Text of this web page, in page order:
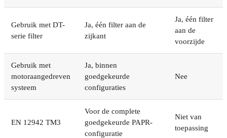
Gebruik met DT-
serie filter
Ja, één filter aan de
zijkant
Ja, één filter
aan de
voorzijde
Gebruik met
motoraangedreven
systeem
Ja, binnen
goedgekeurde
configuraties
Nee
EN 12942 TM3
Voor de complete
goedgekeurde PAPR-
configuratie
Niet van
toepassing